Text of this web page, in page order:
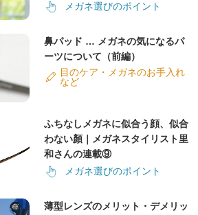
メガネ選びのポイント
鼻パッド … メガネの気になるパ
ーツについて（前編）
目のケア・メガネのお手入れ
など
ふちなしメガネに似合う顔、似合
わない顏｜メガネスタイリスト里
和さんの連載⑨
メガネ選びのポイント
薄型レンズのメリット・デメリッ